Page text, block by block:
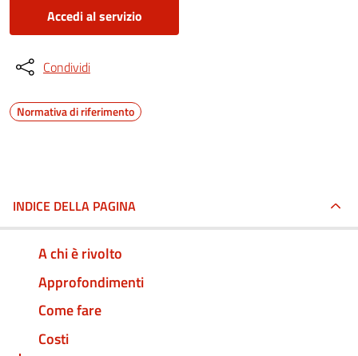
Accedi al servizio
Condividi
Normativa di riferimento
INDICE DELLA PAGINA
A chi è rivolto
Approfondimenti
Come fare
Costi